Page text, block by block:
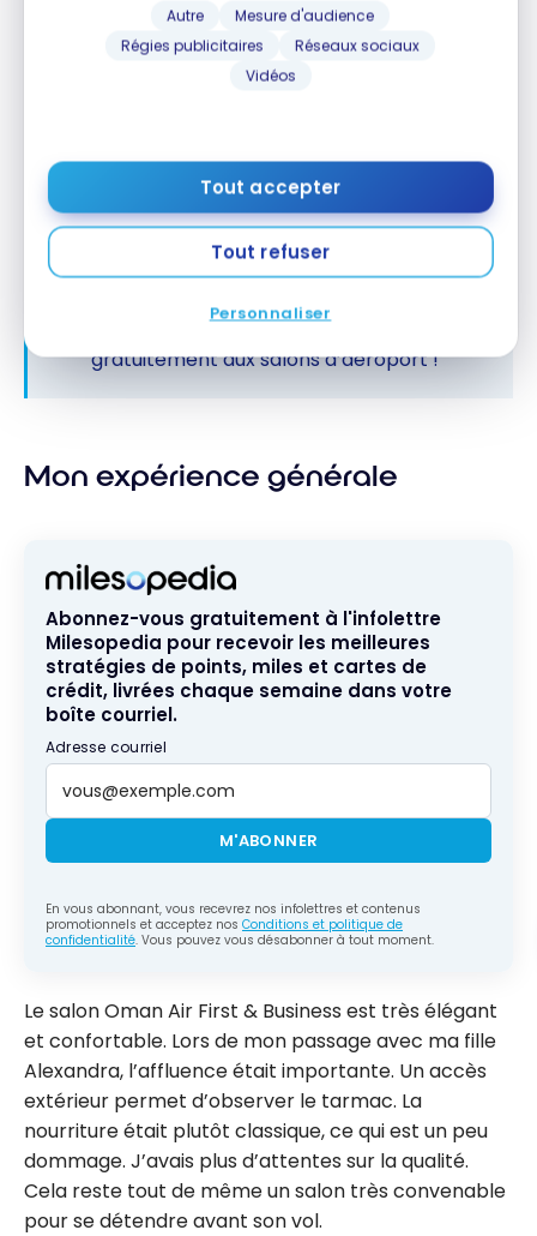
Autre
Mesure d'audience
Régies publicitaires
Réseaux sociaux
Vidéos
Tout accepter
Tout refuser
Personnaliser
Consultez notre guidepour accéder
gratuitement aux salons d’aéroport !
Mon expérience générale
Abonnez-vous gratuitement à l'infolettre
Milesopedia pour recevoir les meilleures
stratégies de points, miles et cartes de
crédit, livrées chaque semaine dans votre
boîte courriel.
Adresse courriel
M'ABONNER
En vous abonnant, vous recevrez nos infolettres et contenus
promotionnels et acceptez nos Conditions et politique de
confidentialité. Vous pouvez vous désabonner à tout moment.
Le salon Oman Air First & Business est très élégant
et confortable. Lors de mon passage avec ma fille
Alexandra, l’affluence était importante. Un accès
extérieur permet d’observer le tarmac. La
nourriture était plutôt classique, ce qui est un peu
dommage. J’avais plus d’attentes sur la qualité.
Cela reste tout de même un salon très convenable
pour se détendre avant son vol.